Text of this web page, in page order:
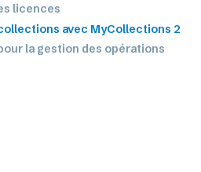
licences
avec MyCollections 2
la gestion des opérations